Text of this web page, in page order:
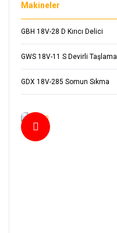
Makineler
GBH 18V-28 D Kırıcı Delici
GWS 18V-11 S Devirli Taşlama
GDX 18V-285 Somun Sıkma